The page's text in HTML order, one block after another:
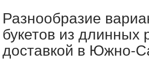
Разнообразие
букетов из длинных
доставкой в Южно-